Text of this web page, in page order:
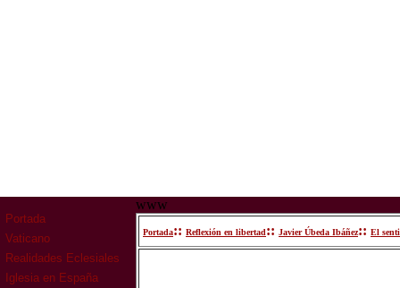
Portada
Vaticano
Realidades Eclesiales
Iglesia en España
www
Portada:: Reflexión en libertad:: Javier Úbeda Ibáñez:: El